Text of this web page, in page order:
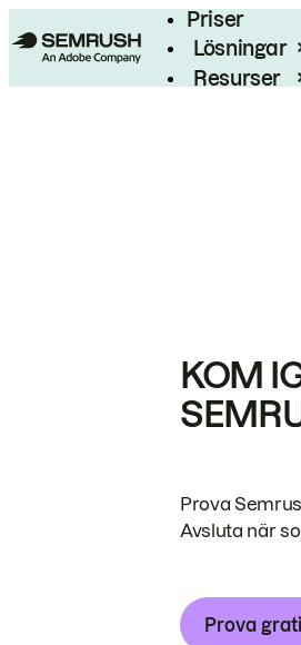
Priser
Lösningar
Resurser
KOM
Prova
Avsluta när
Prova